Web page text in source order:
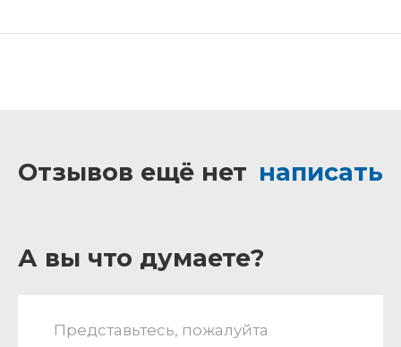
Отзывов ещё нет написать
А вы что думаете?